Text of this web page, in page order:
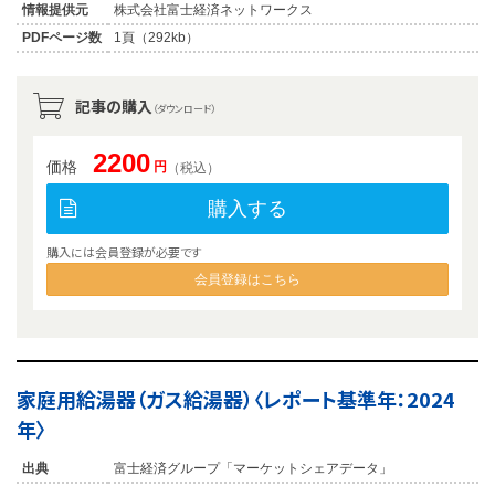
情報提供元
株式会社富士経済ネットワークス
PDFページ数
1頁（292kb）
記事の購入 （ダウンロード）
価格 2200 円 （税込）
購入する
購入には会員登録が必要です
会員登録はこちら
家庭用給湯器（ガス給湯器）〈レポート基準年：2024
年〉
出典
富士経済グループ「マーケットシェアデータ」